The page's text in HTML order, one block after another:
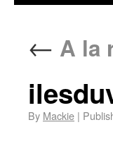
← A la
By Mackie |